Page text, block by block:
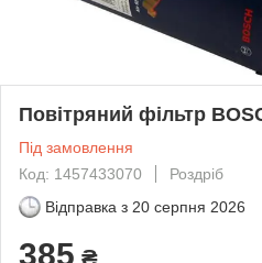
Повітряний фільтр
Під замовлення
Код: 1457433070
Роздріб
Відправка з 20 серпня 2026
385